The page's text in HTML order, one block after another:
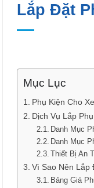
Lắp Đặt
Mục Lục
Phụ Kiện Cho
Dịch Vụ Lắp
Danh Mục
Danh Mục
Thiết Bị An
Vì Sao Nên Lắp
Bảng Giá